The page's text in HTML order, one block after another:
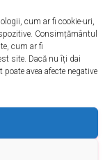
cum ar fi cookie-uri,
Consimțământul
cum ar fi
site. Dacă nu îți dai
avea afecte negative
in
ȘI CONDIȚII